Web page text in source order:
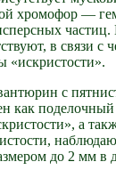
хромофор —
в связи с
«искристости».
с
как
а
до 2 мм в